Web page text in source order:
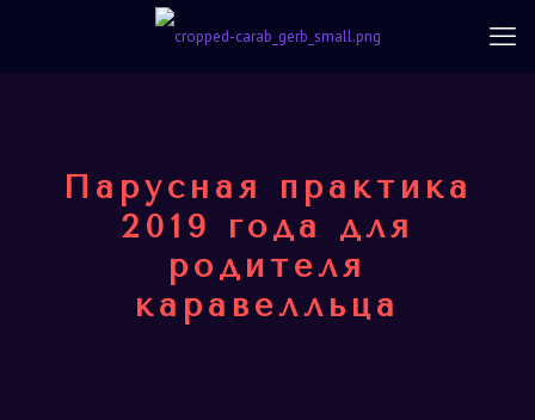
Парусная практика
2019 года для
родителя
каравелльца